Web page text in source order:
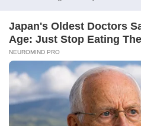
Follow
Tentang Katadata Advertising
Kebijakan Privasi